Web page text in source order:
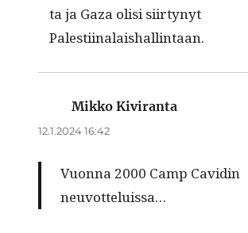
ta ja Gaza olisi siir­tynyt
Palestiinalaishallintaan.
Mikko Kiviranta
12.1.2024 16:42
Vuon­na 2000 Camp Cavidin
neuvotteluissa…